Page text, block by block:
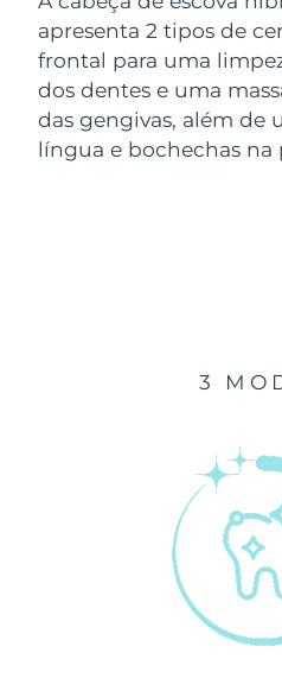
apresenta 2 tipos de
frontal para uma
dos dentes e uma
das gengivas, além de
língua e bochechas na
3
Luxemburgo
Macau, RAE da
China
Malásia